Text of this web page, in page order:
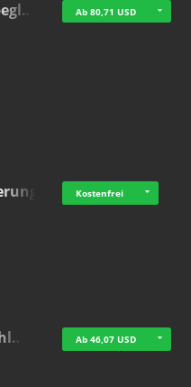
Ab 80,71 USD
Kostenfrei
Ab 46,07 USD